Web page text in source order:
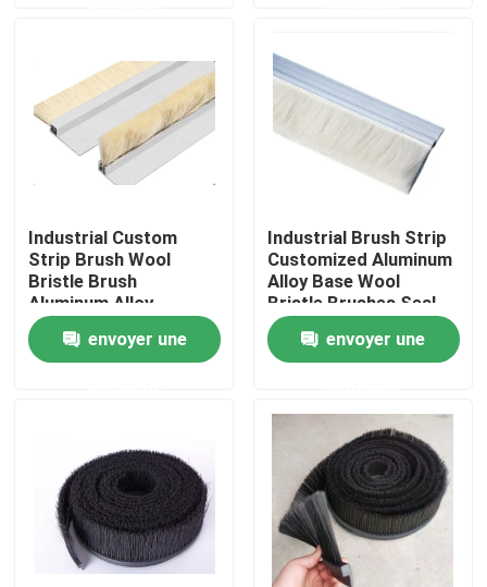
Visite d'usine
Contrôle de la qualité
Demande de soumission
Bande de pinceau industrielle
Brosses cylindriques industrielles
Brosses à rouleaux industriels
bande de scellé
Industrial Custom
Strip Brush Wool
Bristle Brush
Aluminum Alloy
Bracket Strip Brush
Cleaning Brush Strip
envoyer une
Industrial Brush Strip
Customized Aluminum
Alloy Base Wool
Bristle Brushes Seal
Strip Brush
envoyer une